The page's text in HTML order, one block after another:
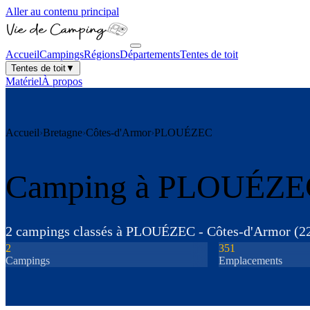
Aller au contenu principal
AccueilCampingsRégionsDépartementsTentes de toit
Tentes de toit▼
MatérielÀ propos
Accueil›Bretagne›Côtes-d'Armor›PLOUÉZEC
Camping à
2 campings classés à PLOUÉZEC - Côtes-d'Armor (
2
Campings
351
Emplacements